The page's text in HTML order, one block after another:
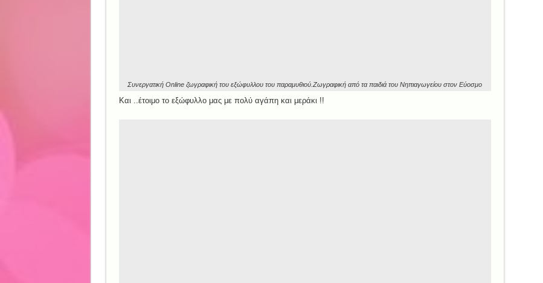
Συνεργατική Online ζωγραφική του εξώφυλλου του παραμυθιού.Ζωγραφική από τα παιδιά του Νηπιαγωγείου στον Εύοσμο
Και ..έτοιμο το εξώφυλλο μας με πολύ αγάπη και μεράκι !!